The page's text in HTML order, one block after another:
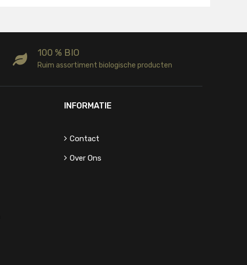
100 % BIO
Ruim assortiment biologische producten
INFORMATIE
Contact
Over Ons